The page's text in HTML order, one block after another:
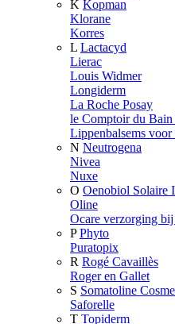
K Kopman
Klorane
Korres
L Lactacyd
Lierac
Louis Widmer
Longiderm
La Roche Posay
le Comptoir du Bain
Lippenbalsems voor
N Neutrogena
Nivea
Nuxe
O Oenobiol Solaire
Oline
Ocare verzorging
P Phyto
Puratopix
R Rogé Cavaillès
Roger en Gallet
S Somatoline
Saforelle
T Topiderm